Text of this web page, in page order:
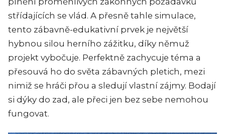
střídajících se vlád. A přesně tahle simulace,
tento zábavně-edukativní prvek je největší
hybnou silou herního zážitku, díky němuž
projekt vybočuje. Perfektně zachycuje téma a
přesouvá ho do světa zábavných pletich, mezi
nimiž se hráči přou a sledují vlastní zájmy. Bodají
si dýky do zad, ale přeci jen bez sebe nemohou
fungovat.